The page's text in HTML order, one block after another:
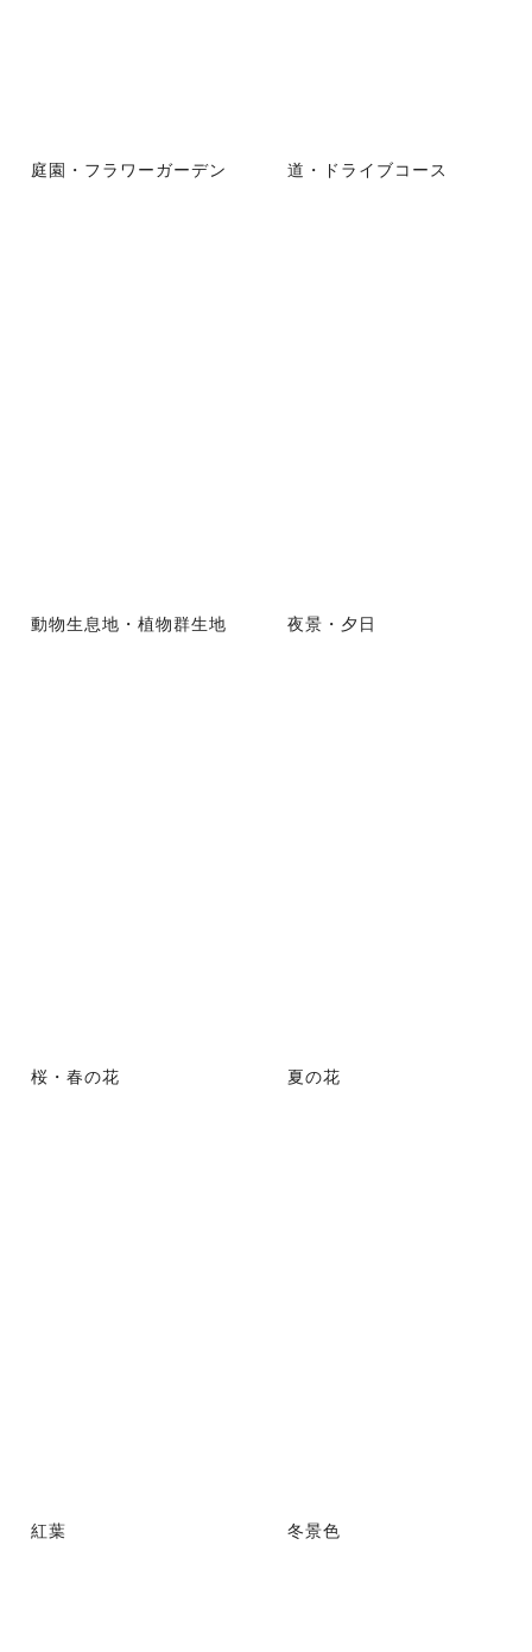
庭園・フラワーガーデン 道・ドライブコース
動物生息地・植物群生地 夜景・夕日
桜・春の花 夏の花
紅葉 冬景色